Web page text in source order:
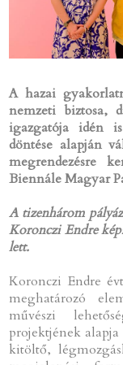
A hazai
nemzeti biztosa,
igazgatója idén
döntése alapján
megrendezésre
Biennále Magyar
A tizenhárom
Koronczi Endre
lett.
Koronczi Endre
meghatározó
művészi
projektjének
kitöltő,